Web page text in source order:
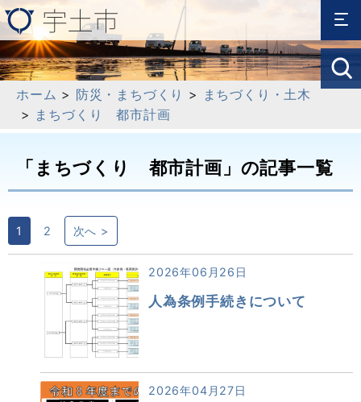
ホーム > 防災・まちづくり > まちづくり・土木
> まちづくり 都市計画
「まちづくり 都市計画」の記事一覧
1 2 次へ >
2026年06月26日
人為条例手続きについて
2026年04月27日